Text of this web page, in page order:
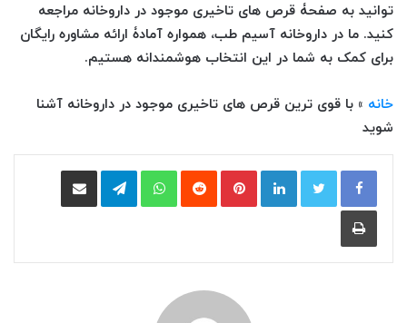
توانید به صفحۀ قرص های تاخیری موجود در داروخانه مراجعه
کنید. ما در داروخانه آسیم طب، همواره آمادۀ ارائه مشاوره رایگان
برای کمک به شما در این انتخاب هوشمندانه هستیم.
خانه » با قوی ترین قرص های تاخیری موجود در داروخانه آشنا
شوید
لینکدین‫پین‌ترست‫رددیت واتس آپ تلگرام اشتراک گذاری از طریق ایمیل
چاپ